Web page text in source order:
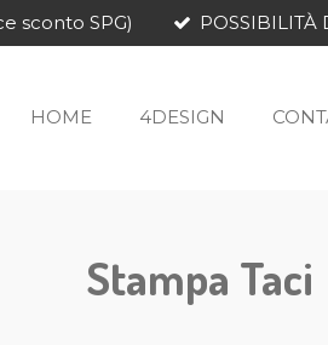
sconto SPG) POSSIBILITÀ
HOME 4DESIGN
Stampa Taci